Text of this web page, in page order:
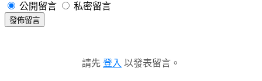
公開留言 私密留言
發佈留言
請先 登入 以發表留言。